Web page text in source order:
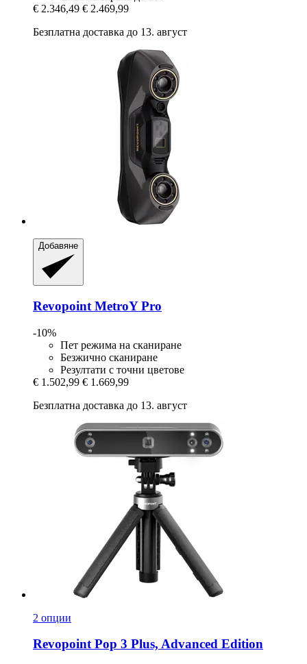
€ 2.346,49 € 2.469,99
Безплатна доставка до 13. август
Добавяне
Revopoint MetroY Pro
-10%
Пет режима на сканиране
Безжично сканиране
Резултати с точни цветове
€ 1.502,99 € 1.669,99
Безплатна доставка до 13. август
2 опции
RevopointPop 3 Plus, Advanced Edition